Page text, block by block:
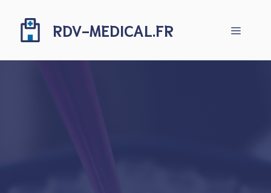
contenu
RDV-MEDICAL.FR Menu